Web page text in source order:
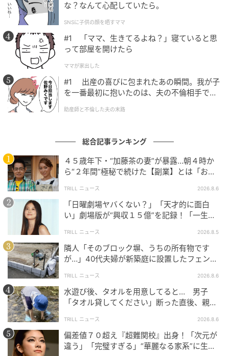
ウーマンエキサイト
ウーマンエキサイト
ウーマンエキサイト
な？なんて心配していたら。
SNSに子供の顔を晒すママ
#1 「ママ、生きてるよね？」寝ていると思
って部屋を開けたら
ママが家出した
#1 出産の喜びに包まれたあの瞬間。我が子
を一番最初に抱いたのは、夫の不倫相手でし
助産師と不倫した夫の末路
総合記事ランキング
４５歳年下・“加藤茶の妻”が暴露…朝４時か
ら“２年間”極秘で続けた【副業】とは「お金
TRILL ニュース 2026.8.6
「日曜劇場ヤバくない？」「天才的に面白
い」劇場版が“興収１５億”を記録！「一生言
TRILL ニュース 2026.8.5
隣人「そのブロック塀、うちの所有物です
が…」40代夫婦が新築庭に設置したフェン
TRILL ニュース 2026.8.6
水遊び後、タオルを用意してると… 男子
「タオル貸してください」断った直後、親が
TRILL ニュース 2026.8.6
偏差値７０超え『超難関校』出身！「次元が
違う」「完璧すぎる」“華麗なる家系”に生ま